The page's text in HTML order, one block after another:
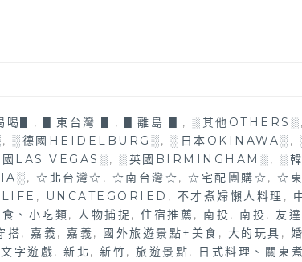
喝▋ , ▋東台灣 ▋ , ▋離島 ▋ ,░其他OTHERS░
, ░德國HEIDELBURG░, ░日本OKINAWA░ ,
LAS VEGAS░,░英國BIRMINGHAM░,░
, ☆北台灣☆ , ☆南台灣☆, ☆宅配團購☆, ☆
, UNCATEGORIED , 不才煮婦懶人料理 ,
、小吃類, 人物捕捉 , 住宿推薦, 南投, 南投, 友
搭, 嘉義, 嘉義, 國外旅遊景點+美食 , 大的玩具 ,
文字遊戲, 新北 , 新竹, 旅遊景點,
日式料理、關東煮